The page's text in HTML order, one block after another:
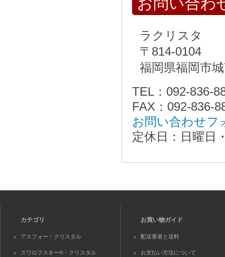
ラクリスタ
〒814-0104
福岡県福岡市
TEL：092-836-
FAX：092-836-
お問い合わせフ
定休日：日曜日
カテゴリ
アスフォー・クリスタル
スワロフスキー®・クリスタル
お買い物ガイド
配送業者と送料
お支払い方法について